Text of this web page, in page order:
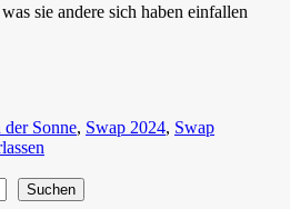
sie andere sich haben einfallen
der Sonne, Swap 2024, Swap
Suchen